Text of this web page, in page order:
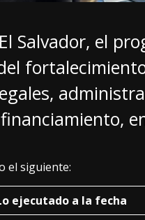
Salvador, el
el siguiente:
ejecutado a la fecha